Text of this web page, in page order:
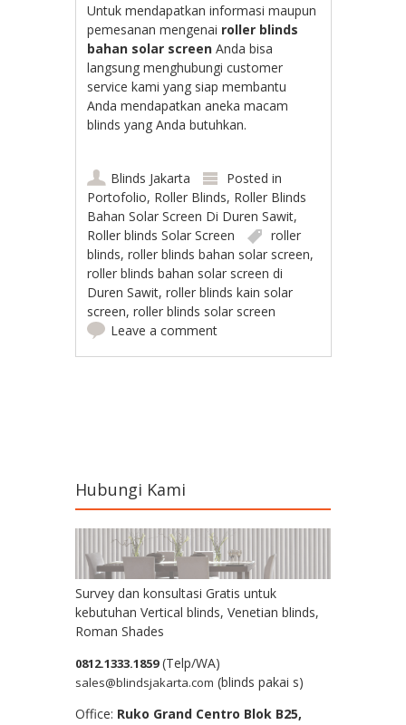
Untuk mendapatkan informasi maupun
pemesanan mengenai roller blinds
bahan solar screen Anda bisa
langsung menghubungi customer
service kami yang siap membantu
Anda mendapatkan aneka macam
blinds yang Anda butuhkan.
Blinds Jakarta
Posted in
Portofolio, Roller Blinds, Roller Blinds
Bahan Solar Screen Di Duren Sawit,
Roller blinds Solar Screen
roller
blinds,roller blinds bahan solar screen,
roller blinds bahan solar screen di
Duren Sawit,roller blinds kain solar
screen,roller blinds solar screen
Leave a comment
Hubungi Kami
Survey dan konsultasi Gratis untuk
kebutuhan Vertical blinds, Venetian blinds,
Roman Shades
0812.1333.1859 (Telp/WA)
sales@blindsjakarta.com (blinds pakai s)
Office: Ruko Grand Centro Blok B25,